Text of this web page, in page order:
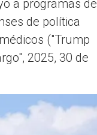
a programas de
de política
("Trump
2025, 30 de